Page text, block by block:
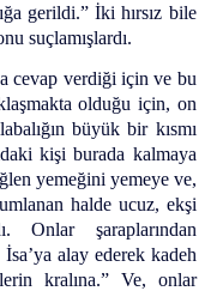
gerildi.” İki hırsız bile
suçlamışlardı.
cevap verdiği için ve bu
olduğu için, on
büyük bir kısmı
kişi burada kalmaya
yemeğini yemeye ve,
halde ucuz, ekşi
Onlar şaraplarından
alay ederek kadeh
kralına.” Ve, onlar